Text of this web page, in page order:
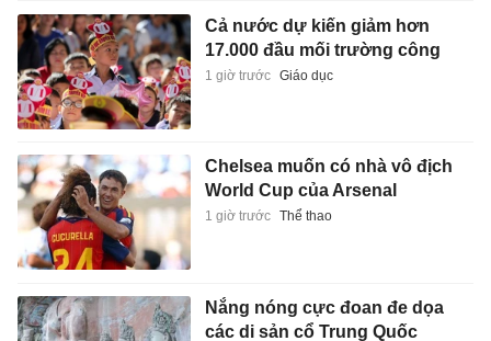
Cả nước dự kiến giảm hơn
17.000 đầu mối trường công
1 giờ trước Giáo dục
Chelsea muốn có nhà vô địch
World Cup của Arsenal
1 giờ trước Thể thao
Nắng nóng cực đoan đe dọa
các di sản cổ Trung Quốc